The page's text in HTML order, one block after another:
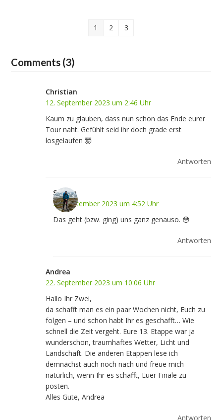
1 2 3
Comments (3)
Christian
12. September 2023 um 2:46 Uhr
Kaum zu glauben, dass nun schon das Ende eurer
Tour naht. Gefühlt seid ihr doch grade erst
losgelaufen 🤯
Antworten
Stefan
20. September 2023 um 4:52 Uhr
Das geht (bzw. ging) uns ganz genauso. 😳
Antworten
Andrea
22. September 2023 um 10:06 Uhr
Hallo Ihr Zwei,
da schafft man es ein paar Wochen nicht, Euch zu
folgen – und schon habt Ihr es geschafft… Wie
schnell die Zeit vergeht. Eure 13. Etappe war ja
wunderschön, traumhaftes Wetter, Licht und
Landschaft. Die anderen Etappen lese ich
demnächst auch noch nach und freue mich
natürlich, wenn Ihr es schafft, Euer Finale zu
posten.
Alles Gute, Andrea
Antworten